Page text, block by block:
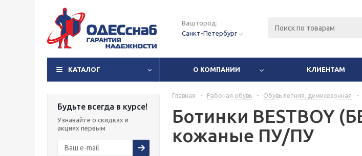
Ваш город:
Санкт-Петербург
КАТАЛОГ О КОМПАНИИ КЛИЕНТАМ
Будьте всегда в курсе!
Узнавайте о скидках и
акциях первым
Главная - Рабочая обувь - Обувь летняя, демисезонная -
Ботинки BESTBOY
кожаные ПУ/ПУ